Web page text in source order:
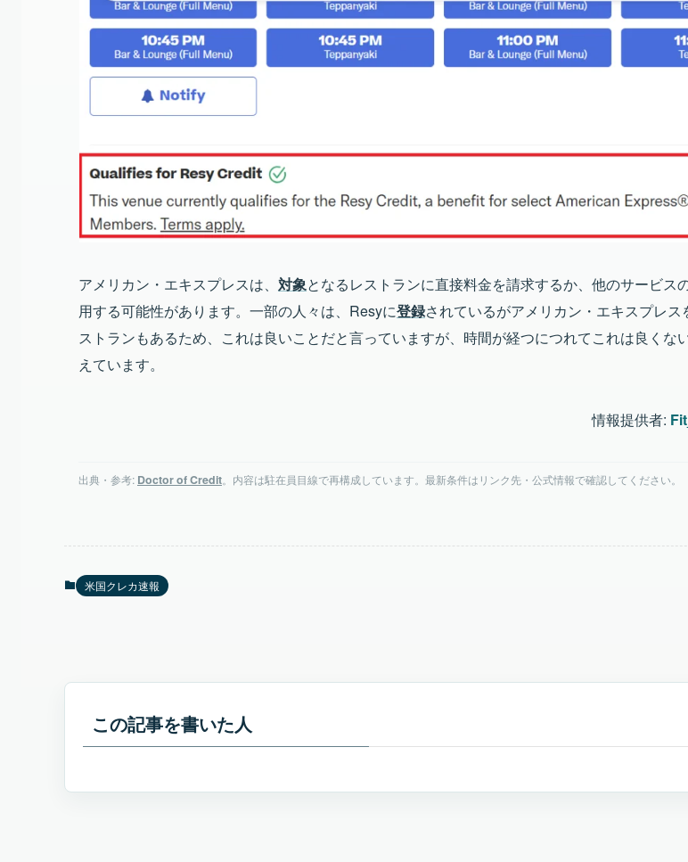
アメリカン・エキスプレスは、 対象となるレストランに直接料金を請求するか、他のサービス
用する可能性があります。一部の人々は、Resyに登録されているがアメリカン・エキスプレス
ストランもあるため、これは良いことだと言っていますが、時間が経つにつれてこれは良くな
えています。
情報提供者:
出典・参考: Doctor of Credit。内容は駐在員目線で再構成しています。最新条件はリンク先・公式情報で確認してください。
米国クレカ速報
この記事を書いた人